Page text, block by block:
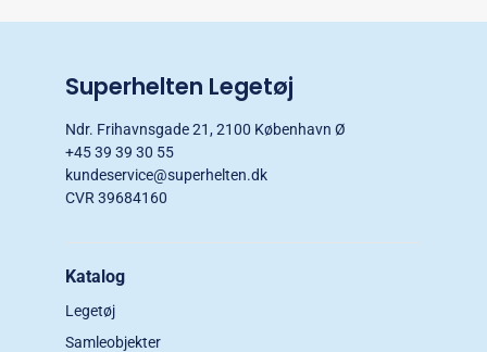
Superhelten Legetøj
Ndr. Frihavnsgade 21, 2100 København Ø
+45 39 39 30 55
kundeservice@superhelten.dk
CVR 39684160
Katalog
Legetøj
Samleobjekter